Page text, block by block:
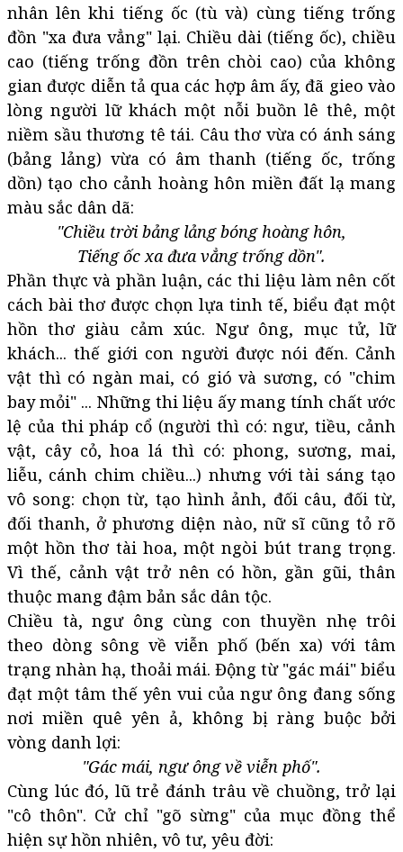
nhân lên khi tiếng ốc (tù và) cùng tiếng trống
đồn "xa đưa vẳng" lại. Chiều dài (tiếng ốc), chiều
cao (tiếng trống đồn trên chòi cao) của không
gian được diễn tả qua các hợp âm ấy, đã gieo vào
lòng người lữ khách một nỗi buồn lê thê, một
niềm sầu thương tê tái. Câu thơ vừa có ánh sáng
(bảng lảng) vừa có âm thanh (tiếng ốc, trống
dồn) tạo cho cảnh hoàng hôn miền đất lạ mang
màu sắc dân dã:
"Chiều trời bảng lảng bóng hoàng hôn,
Tiếng ốc xa đưa vẳng trống dồn".
Phần thực và phần luận, các thi liệu làm nên cốt
cách bài thơ được chọn lựa tinh tế, biểu đạt một
hồn thơ giàu cảm xúc. Ngư ông, mục tử, lữ
khách... thế giới con người được nói đến. Cảnh
vật thì có ngàn mai, có gió và sương, có "chim
bay mỏi" ... Những thi liệu ấy mang tính chất ước
lệ của thi pháp cổ (người thì có: ngư, tiều, cảnh
vật, cây cỏ, hoa lá thì có: phong, sương, mai,
liễu, cánh chim chiều...) nhưng với tài sáng tạo
vô song: chọn từ, tạo hình ảnh, đối câu, đối từ,
đối thanh, ở phương diện nào, nữ sĩ cũng tỏ rõ
một hồn thơ tài hoa, một ngòi bút trang trọng.
Vì thế, cảnh vật trở nên có hồn, gần gũi, thân
thuộc mang đậm bản sắc dân tộc.
Chiều tà, ngư ông cùng con thuyền nhẹ trôi
theo dòng sông về viễn phố (bến xa) với tâm
trạng nhàn hạ, thoải mái. Động từ "gác mái" biểu
đạt một tâm thế yên vui của ngư ông đang sống
nơi miền quê yên ả, không bị ràng buộc bởi
vòng danh lợi:
"Gác mái, ngư ông về viễn phố".
Cùng lúc đó, lũ trẻ đánh trâu về chuồng, trở lại
"cô thôn". Cử chỉ "gõ sừng" của mục đồng thể
hiện sự hồn nhiên, vô tư, yêu đời: